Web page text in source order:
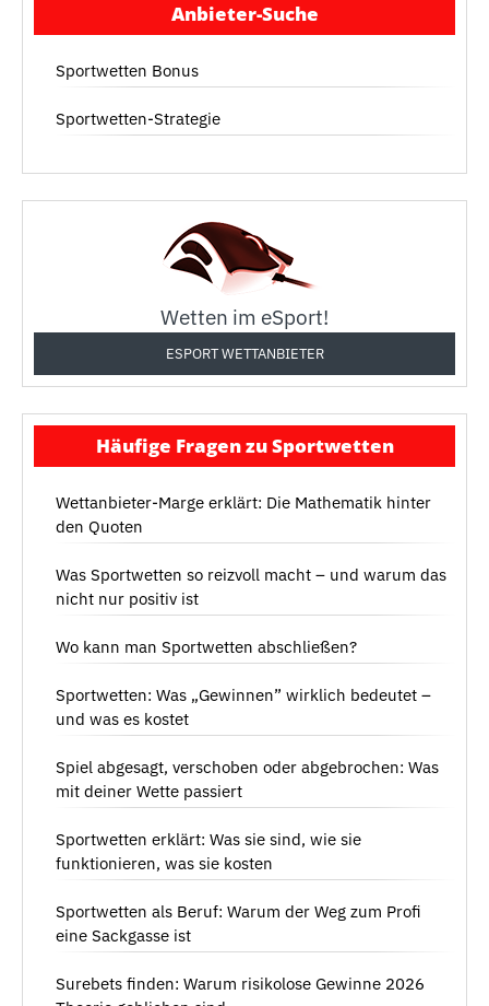
Anbieter-Suche
Sportwetten Bonus
Sportwetten-Strategie
Wetten im eSport!
ESPORT WETTANBIETER
Häufige Fragen zu Sportwetten
Wettanbieter-Marge erklärt: Die Mathematik hinter
den Quoten
Was Sportwetten so reizvoll macht – und warum das
nicht nur positiv ist
Wo kann man Sportwetten abschließen?
Sportwetten: Was „Gewinnen” wirklich bedeutet –
und was es kostet
Spiel abgesagt, verschoben oder abgebrochen: Was
mit deiner Wette passiert
Sportwetten erklärt: Was sie sind, wie sie
funktionieren, was sie kosten
Sportwetten als Beruf: Warum der Weg zum Profi
eine Sackgasse ist
Surebets finden: Warum risikolose Gewinne 2026